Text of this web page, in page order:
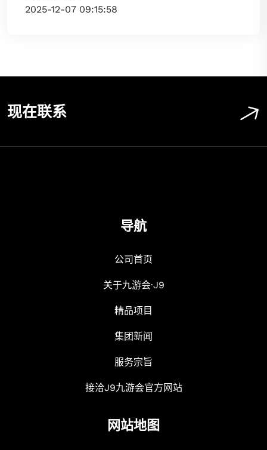
2025-12-07 09:15:58
现在联系
导航
公司首页
关于九游会·J9
精品项目
集团新闻
服务宗旨
接洽J9九游会官方网站
网站地图